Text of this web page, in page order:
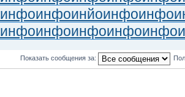
инфоинфоинйоинфоинфо
инфоинфоинфоинфоинфо
Показать сообщения за: